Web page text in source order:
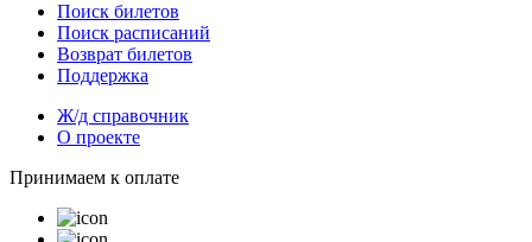
Поиск билетов
Поиск расписаний
Возврат билетов
Поддержка
Ж/д справочник
О проекте
Принимаем к оплате